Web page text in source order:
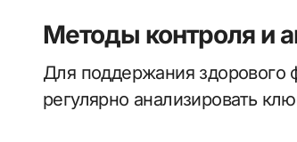
Методы контроля и
Для поддержания здорового
регулярно анализировать